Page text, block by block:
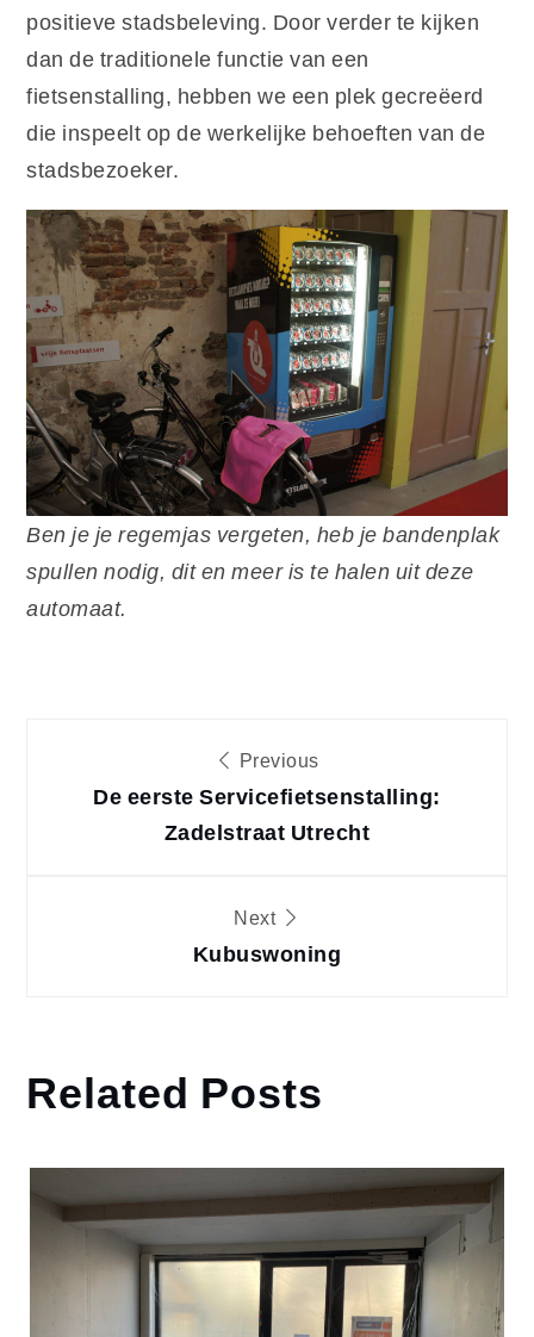
positieve stadsbeleving. Door verder te kijken
dan de traditionele functie van een
fietsenstalling, hebben we een plek gecreëerd
die inspeelt op de werkelijke behoeften van de
stadsbezoeker.
Ben je je regemjas vergeten, heb je bandenplak
spullen nodig, dit en meer is te halen uit deze
automaat.
navigatie
Previous
De eerste Servicefietsenstalling:
Zadelstraat Utrecht
Next
Kubuswoning
Related Posts